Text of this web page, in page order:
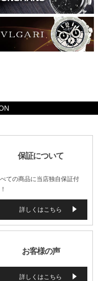
保証について
ての商品に当店独自保証付
詳しくはこちら
お客様の声
詳しくはこちら